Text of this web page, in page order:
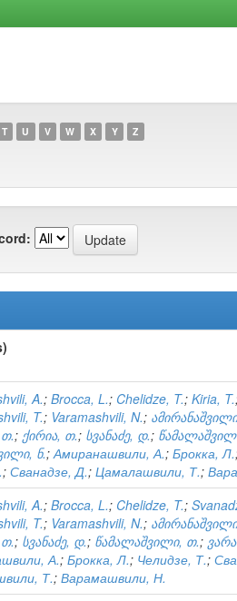
T U V W X Y Z
A.; Brocca, L.; Chelidze, T.; Kiria, T.
T.; Varamashvili, N.;
; ქირია, თ.; სვანაძე, დ.;
ნ.;Амиранашвили, А.; Брокка, Л.
; Сванадзе, Д.; Цамалашвили, Т.;
A.; Brocca, L.; Chelidze, T.;
T.; Varamashvili, N.;
; სვანაძე, დ.; წამალაშვილი, თ.;
А.; Брокка, Л.; Челидзе, Т.;
Т.; Варамашвили, Н.